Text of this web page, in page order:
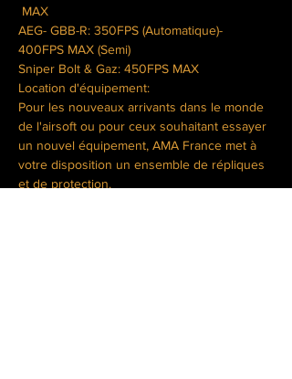
MAX
AEG- GBB-R: 350FPS (Automatique)-
Sniper Bolt & Gaz: 450FPS MAX
Location d'équipement:
Pour les nouveaux arrivants dans le monde
de l'airsoft ou pour ceux souhaitant essayer
un nouvel équipement, AMA France met à
votre disposition un ensemble de répliques
et de protection.